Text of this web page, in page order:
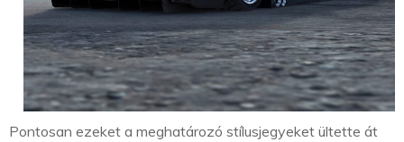
Pontosan ezeket a meghatározó stílusjegyeket ültette át